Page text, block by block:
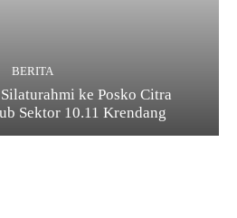
BERITA
ke Posko Citra
Sektor 10.11 Krendang